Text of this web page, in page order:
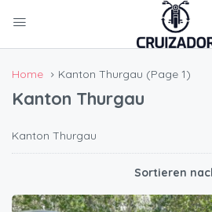
Home Kanton Thurgau (Page 1)
Kanton Thurgau
Kanton Thurgau
Sortieren